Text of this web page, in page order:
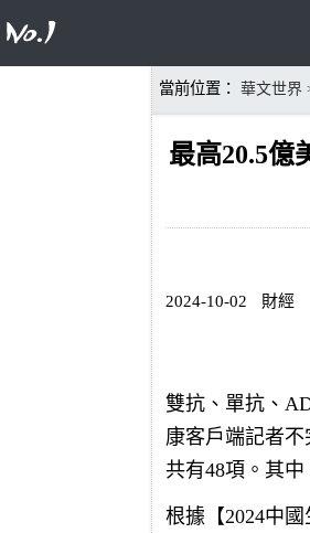
當前位置： 華文世界
最高20.5億
2024-10-02 財經
雙抗、單抗、
康客戶端記者不
共有48項。其
根據【2024中